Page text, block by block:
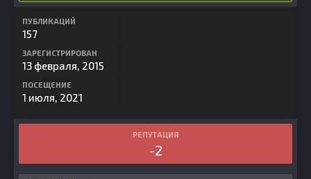
ПУБЛИКАЦИЙ
157
ЗАРЕГИСТРИРОВАН
13 февраля, 2015
ПОСЕЩЕНИЕ
1 июля, 2021
РЕПУТАЦИЯ
-2